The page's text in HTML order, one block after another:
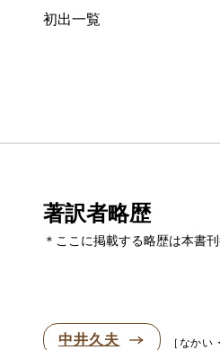
初出一覧
著訳者略歴
＊ここに掲載する略歴は本書
中井久夫 なかい